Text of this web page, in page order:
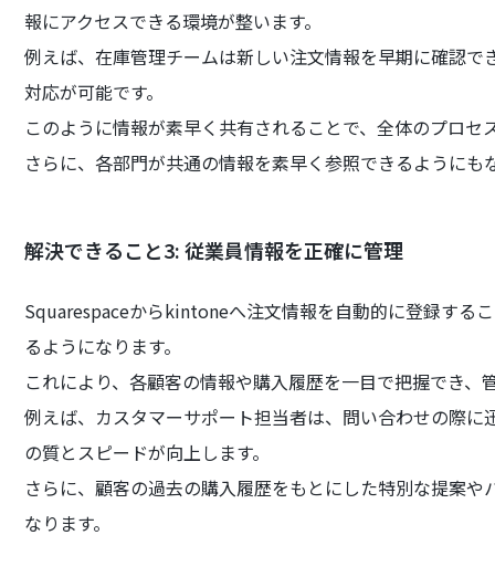
報にアクセスできる環境が整います。
例えば、在庫管理チームは新しい注文情報を早期に確認
対応が可能です。
このように情報が素早く共有されることで、全体のプロ
さらに、各部門が共通の情報を素早く参照できるようにも
解決できること3: 従業員情報を正確に管理
Squarespaceからkintoneへ注文情報を自動的に登録する
るようになります。
これにより、各顧客の情報や購入履歴を一目で把握でき、
例えば、カスタマーサポート担当者は、問い合わせの際
の質とスピードが向上します。
さらに、顧客の過去の購入履歴をもとにした特別な提案
なります。